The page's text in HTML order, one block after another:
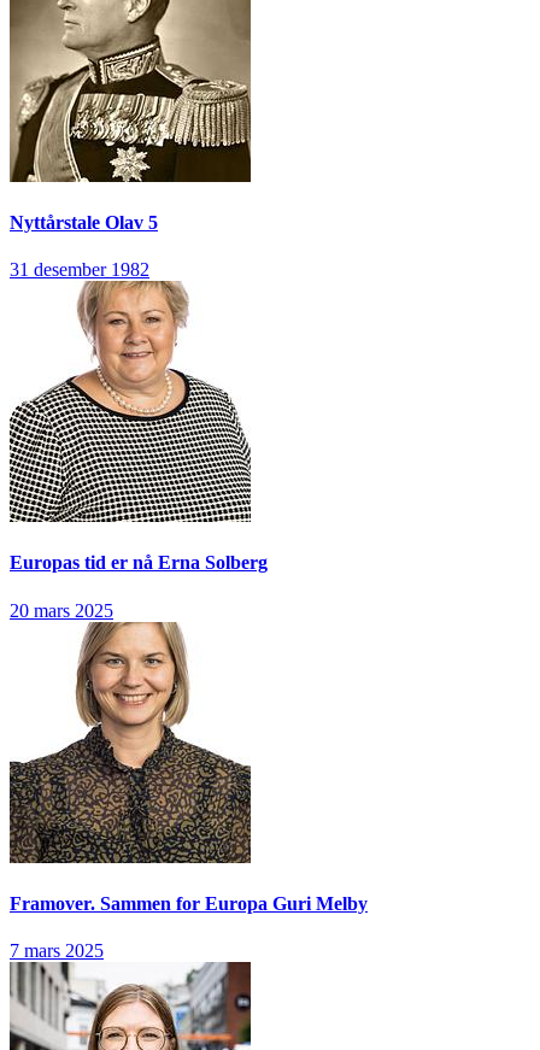
Nyttårstale Olav 5
31 desember 1982
Europas tid er nå Erna Solberg
20 mars 2025
Framover. Sammen for Europa Guri Melby
7 mars 2025